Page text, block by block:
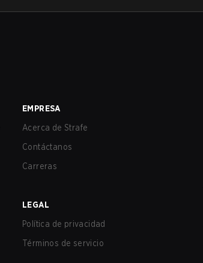
EMPRESA
Acerca de Strafe
Contáctanos
Carreras
LEGAL
Política de privacidad
Términos de servicio